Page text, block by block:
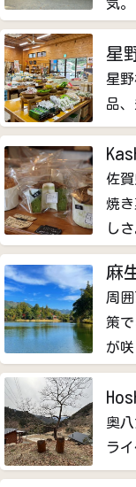
気。
星
星
品
佐
焼
しさ
麻
周
策
が咲
奥
ラ